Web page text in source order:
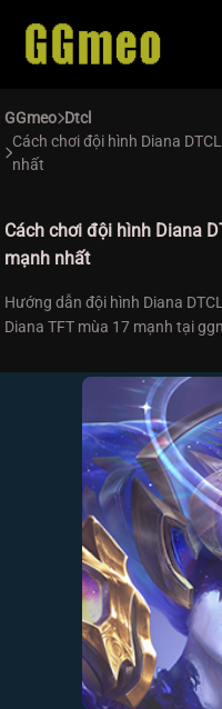
GGmeo Dtcl
Cách chơi đội hình Diana
nhất
Cách chơi đội hình Diana
mạnh nhất
Hướng dẫn đội hình Diana
Diana TFT mùa 17 mạnh tại